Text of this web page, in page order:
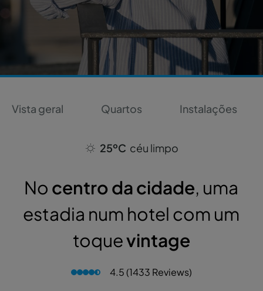
Vista geral Quartos Instalações
25ºC céu limpo
No centro da cidade, uma
estadia num hotel com um
toquevintage
4.5 (1433 Reviews)